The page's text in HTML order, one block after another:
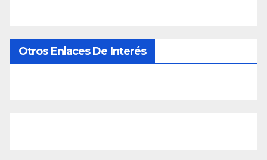
Otros Enlaces De Interés